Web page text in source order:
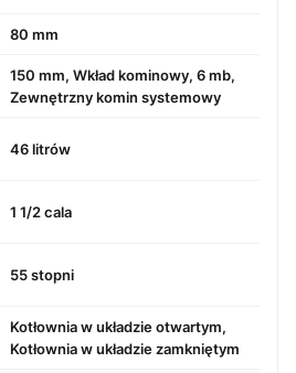
80 mm
150 mm, Wkład kominowy, 6 mb,
Zewnętrzny komin systemowy
46 litrów
1 1/2 cala
55 stopni
Kotłownia w układzie otwartym,
Kotłownia w układzie zamkniętym